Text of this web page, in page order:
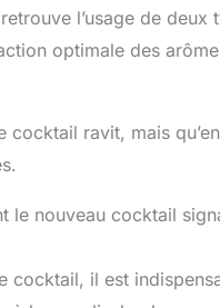
l’usage de deux
optimale des
ravit, mais
le nouveau cocktail
cocktail, il est